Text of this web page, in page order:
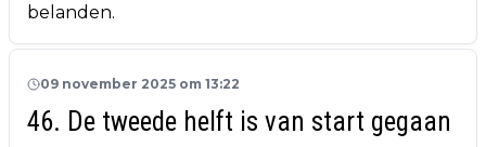
belanden.
09 november 2025 om 13:22
46. De tweede helft is van start gegaan